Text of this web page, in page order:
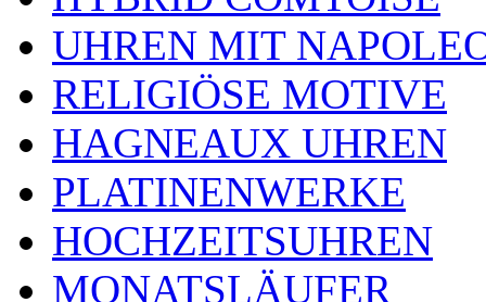
UHREN MIT
RELIGIÖSE MOTIVE
HAGNEAUX UHREN
PLATINENWERKE
HOCHZEITSUHREN
MONATSLÄUFER